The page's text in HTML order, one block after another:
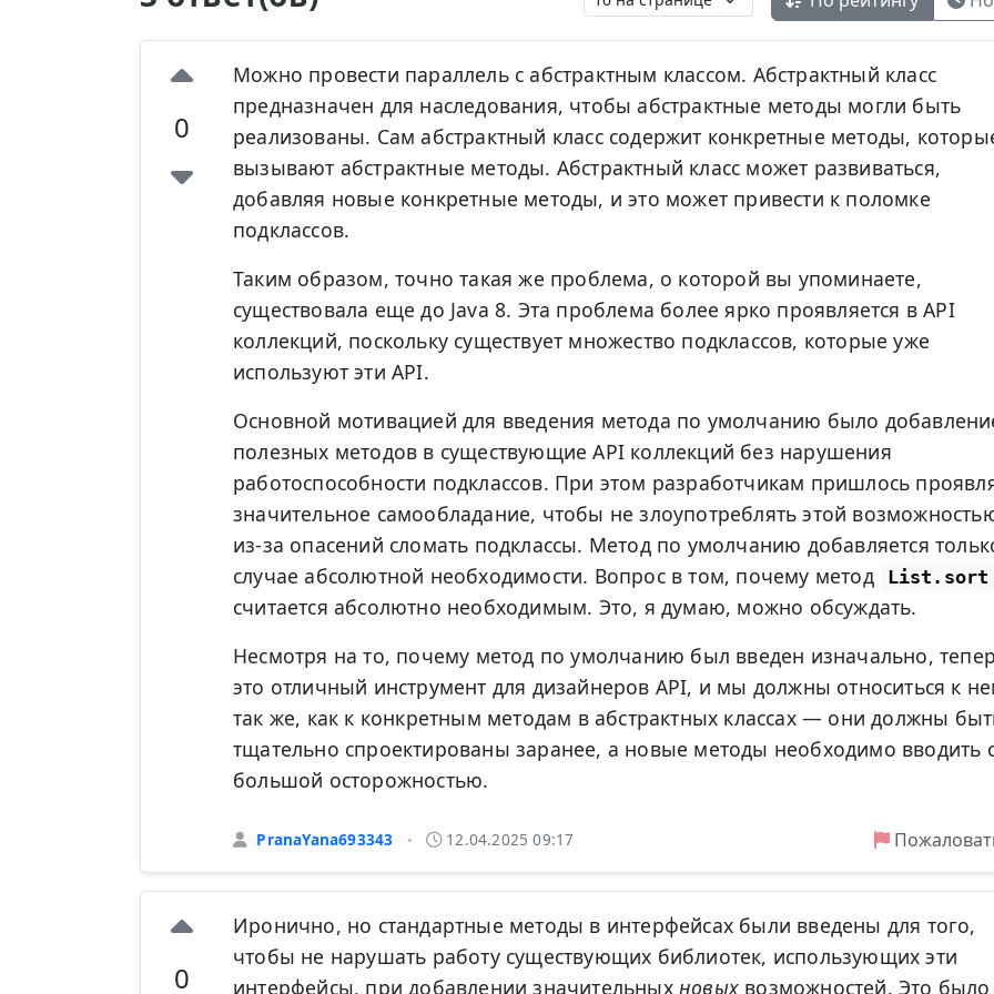
0
Можно провести параллель с абстрактным классом. Абстрактный класс
предназначен для наследования, чтобы абстрактные методы могли быть
реализованы. Сам абстрактный класс содержит конкретные методы,
вызывают абстрактные методы. Абстрактный класс может развиваться,
добавляя новые конкретные методы, и это может привести к поломке
подклассов.
Таким образом, точно такая же проблема, о которой вы упоминаете,
существовала еще до Java 8. Эта проблема более ярко проявляется в API
коллекций, поскольку существует множество подклассов, которые уже
используют эти API.
Основной мотивацией для введения метода по умолчанию было
полезных методов в существующие API коллекций без нарушения
работоспособности подклассов. При этом разработчикам пришлось
значительное самообладание, чтобы не злоупотреблять этой
из-за опасений сломать подклассы. Метод по умолчанию добавляется
случае абсолютной необходимости. Вопрос в том, почему метод
List.sort
считается абсолютно необходимым. Это, я думаю, можно обсуждать.
Несмотря на то, почему метод по умолчанию был введен изначально,
это отличный инструмент для дизайнеров API, и мы должны относиться к
так же, как к конкретным методам в абстрактных классах — они должны
тщательно спроектированы заранее, а новые методы необходимо вводить
большой осторожностью.
PranaYana693343 • 12.04.2025 09:17
0
Иронично, но стандартные методы в интерфейсах были введены для того,
чтобы не нарушать работу существующих библиотек, использующих эти
интерфейсы, при добавлении значительных новыхвозможностей. Это было